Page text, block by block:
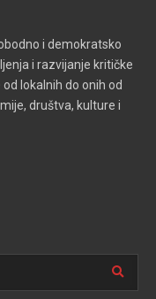
i demokratsko
i razvijanje kritičke
lokalnih do onih od
društva, kulture i